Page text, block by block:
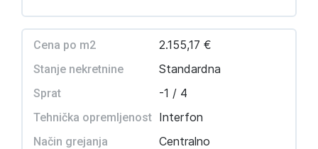
Cena po m2 2.155,17 €
Stanje nekretnine Standardna
Sprat -1 / 4
Tehnička opremljenost Interfon
Način grejanja Centralno